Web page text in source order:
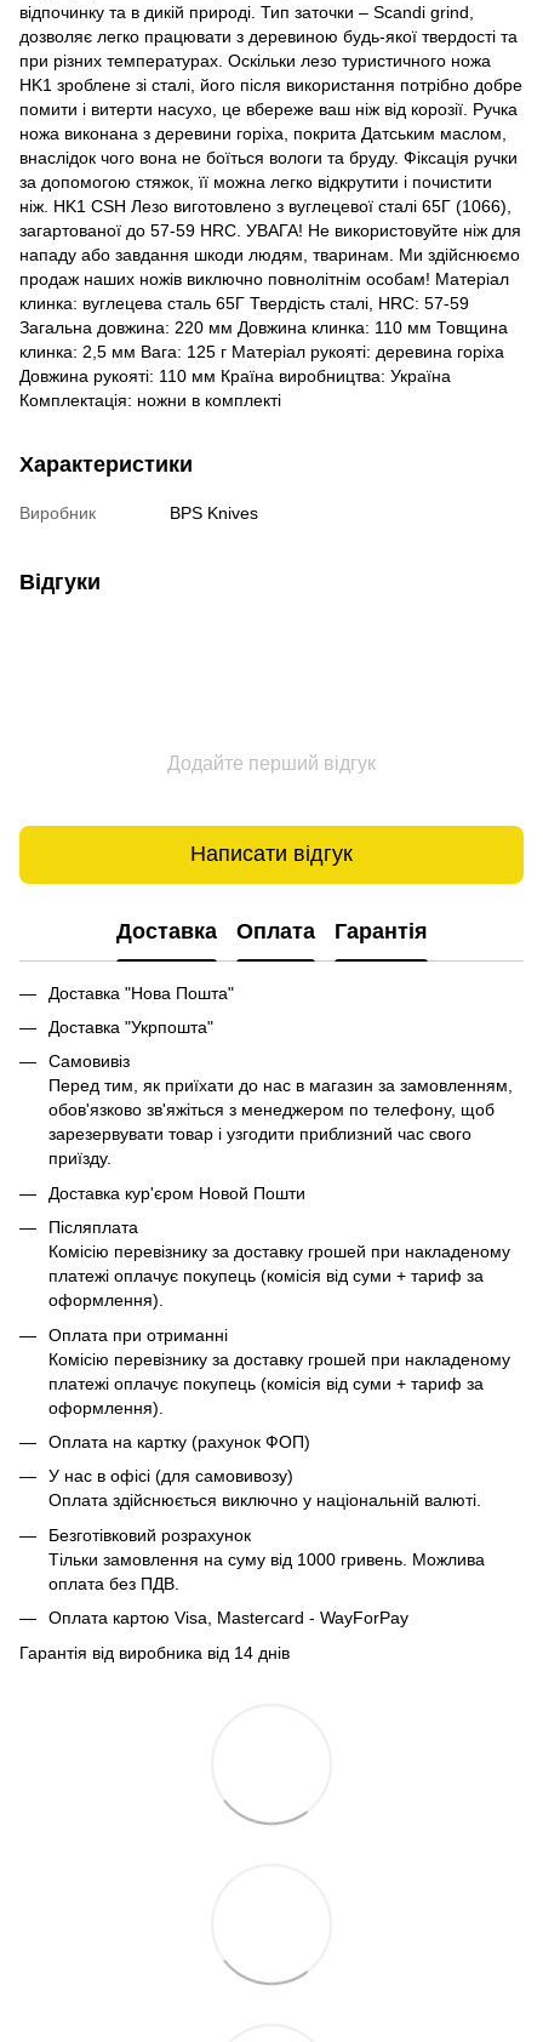
відпочинку та в дикій природі. Тип заточки – Scandi grind,
дозволяє легко працювати з деревиною будь-якої твердості та
при різних температурах. Оскільки лезо туристичного ножа
HK1 зроблене зі сталі, його після використання потрібно добре
помити і витерти насухо, це вбереже ваш ніж від корозії. Ручка
ножа виконана з деревини горіха, покрита Датським маслом,
внаслідок чого вона не боїться вологи та бруду. Фіксація ручки
за допомогою стяжок, її можна легко відкрутити і почистити
ніж. HK1 CSH Лезо виготовлено з вуглецевої сталі 65Г (1066),
загартованої до 57-59 HRC. УВАГА! Не використовуйте ніж для
нападу або завдання шкоди людям, тваринам. Ми здійснюємо
продаж наших ножів виключно повнолітнім особам! Матеріал
клинка: вуглецева сталь 65Г Твердість сталі, HRC: 57-59
Загальна довжина: 220 мм Довжина клинка: 110 мм Товщина
клинка: 2,5 мм Вага: 125 г Матеріал рукояті: деревина горіха
Довжина рукояті: 110 мм Країна виробництва: Україна
Комплектація: ножни в комплекті
Характеристики
Виробник BPS Knives
Відгуки
Додайте перший відгук
Написати відгук
Доставка Оплата Гарантія
Доставка "Нова Пошта"
Доставка "Укрпошта"
Самовивіз
Перед тим, як приїхати до нас в магазин за замовленням,
обов'язково зв'яжіться з менеджером по телефону, щоб
зарезервувати товар і узгодити приблизний час свого
приїзду.
Доставка кур'єром Новой Пошти
Післяплата
Комісію перевізнику за доставку грошей при накладеному
платежі оплачує покупець (комісія від суми + тариф за
оформлення).
Оплата при отриманні
Комісію перевізнику за доставку грошей при накладеному
платежі оплачує покупець (комісія від суми + тариф за
оформлення).
Оплата на картку (рахунок ФОП)
У нас в офісі (для самовивозу)
Оплата здійснюється виключно у національній валюті.
Безготівковий розрахунок
Тільки замовлення на суму від 1000 гривень. Можлива
оплата без ПДВ.
Оплата картою Visa, Mastercard - WayForPay
Гарантія від виробника від 14 днів